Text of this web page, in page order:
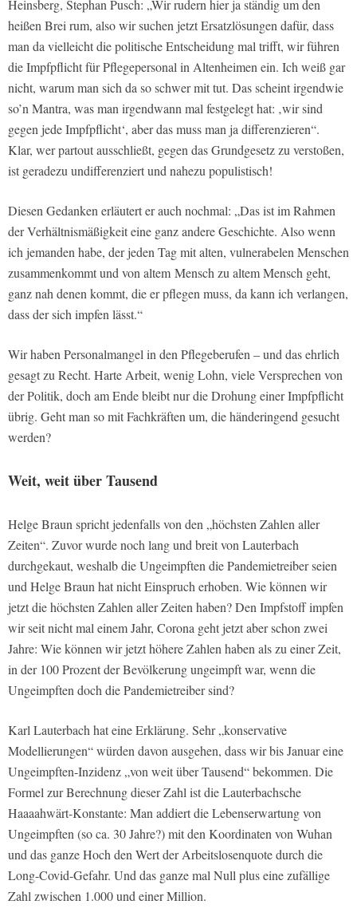
Heinsberg, Stephan Pusch: „Wir rudern hier ja ständig um den
heißen Brei rum, also wir suchen jetzt Ersatzlösungen dafür, dass
man da vielleicht die politische Entscheidung mal trifft, wir führen
die Impfpflicht für Pflegepersonal in Altenheimen ein. Ich weiß gar
nicht, warum man sich da so schwer mit tut. Das scheint irgendwie
so’n Mantra, was man irgendwann mal festgelegt hat: ‚wir sind
gegen jede Impfpflicht‘, aber das muss man ja differenzieren“.
Klar, wer partout ausschließt, gegen das Grundgesetz zu verstoßen,
ist geradezu undifferenziert und nahezu populistisch!
Diesen Gedanken erläutert er auch nochmal: „Das ist im Rahmen
der Verhältnismäßigkeit eine ganz andere Geschichte. Also wenn
ich jemanden habe, der jeden Tag mit alten, vulnerabelen Menschen
zusammenkommt und von altem Mensch zu altem Mensch geht,
ganz nah denen kommt, die er pflegen muss, da kann ich verlangen,
dass der sich impfen lässt.“
Wir haben Personalmangel in den Pflegeberufen – und das ehrlich
gesagt zu Recht. Harte Arbeit, wenig Lohn, viele Versprechen von
der Politik, doch am Ende bleibt nur die Drohung einer Impfpflicht
übrig. Geht man so mit Fachkräften um, die händeringend gesucht
werden?
Weit, weit über Tausend
Helge Braun spricht jedenfalls von den „höchsten Zahlen aller
Zeiten“. Zuvor wurde noch lang und breit von Lauterbach
durchgekaut, weshalb die Ungeimpften die Pandemietreiber seien
und Helge Braun hat nicht Einspruch erhoben. Wie können wir
jetzt die höchsten Zahlen aller Zeiten haben? Den Impfstoff impfen
wir seit nicht mal einem Jahr, Corona geht jetzt aber schon zwei
Jahre: Wie können wir jetzt höhere Zahlen haben als zu einer Zeit,
in der 100 Prozent der Bevölkerung ungeimpft war, wenn die
Ungeimpften doch die Pandemietreiber sind?
Karl Lauterbach hat eine Erklärung. Sehr „konservative
Modellierungen“ würden davon ausgehen, dass wir bis Januar eine
Ungeimpften-Inzidenz „von weit über Tausend“ bekommen. Die
Formel zur Berechnung dieser Zahl ist die Lauterbachsche
Haaaahwärt-Konstante: Man addiert die Lebenserwartung von
Ungeimpften (so ca. 30 Jahre?) mit den Koordinaten von Wuhan
und das ganze Hoch den Wert der Arbeitslosenquote durch die
Long-Covid-Gefahr. Und das ganze mal Null plus eine zufällige
Zahl zwischen 1.000 und einer Million.